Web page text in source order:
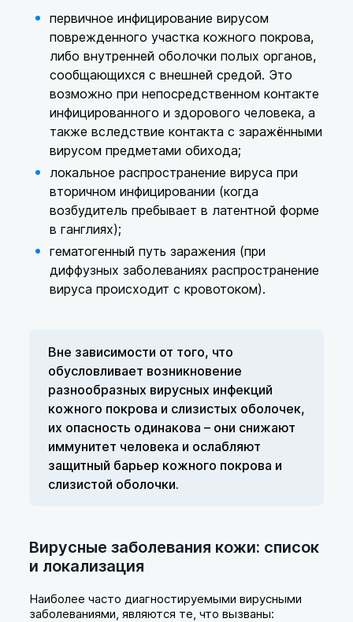
первичное инфицирование вирусом
поврежденного участка кожного покрова,
либо внутренней оболочки полых органов,
сообщающихся с внешней средой. Это
возможно при непосредственном контакте
инфицированного и здорового человека, а
также вследствие контакта с заражёнными
вирусом предметами обихода;
локальное распространение вируса при
вторичном инфицировании (когда
возбудитель пребывает в латентной форме
в ганглиях);
гематогенный путь заражения (при
диффузных заболеваниях распространение
вируса происходит с кровотоком).
Вне зависимости от того, что
обусловливает возникновение
разнообразных вирусных инфекций
кожного покрова и слизистых оболочек,
их опасность одинакова – они снижают
иммунитет человека и ослабляют
защитный барьер кожного покрова и
слизистой оболочки.
Вирусные заболевания кожи: список
и локализация
Наиболее часто диагностируемыми вирусными
заболеваниями, являются те, что вызваны: